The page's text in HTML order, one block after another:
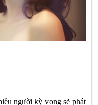
người kỳ vọng sẽ phát